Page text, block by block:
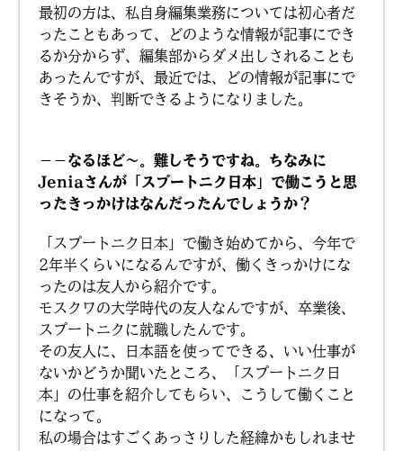
最初の方は、私自身編集業務については初心者だ
ったこともあって、どのような情報が記事にでき
るか分からず、編集部からダメ出しされることも
あったんですが、最近では、どの情報が記事にで
きそうか、判断できるようになりました。
－－なるほど〜。難しそうですね。ちなみに
Jeniaさんが「スプートニク日本」で働こうと思
ったきっかけはなんだったんでしょうか？
「スプートニク日本」で働き始めてから、今年で
2年半くらいになるんですが、働くきっかけにな
ったのは友人から紹介です。
モスクワの大学時代の友人なんですが、卒業後、
スプートニクに就職したんです。
その友人に、日本語を使ってできる、いい仕事が
ないかどうか聞いたところ、「スプートニク日
本」の仕事を紹介してもらい、こうして働くこと
になって。
私の場合はすごくあっさりした経緯かもしれませ